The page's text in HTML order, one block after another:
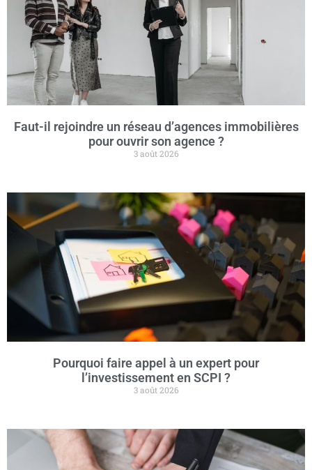
Faut-il rejoindre un réseau d’agences immobilières
pour ouvrir son agence ?
3 août 2026
Pourquoi faire appel à un expert pour
l’investissement en SCPI ?
3 août 2026